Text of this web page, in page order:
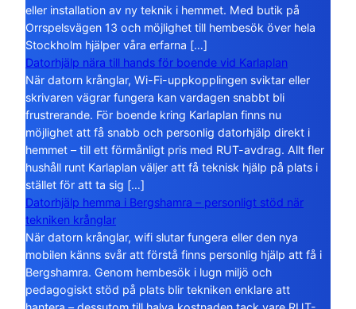
eller installation av ny teknik i hemmet. Med butik på
Orrspelsvägen 13 och möjlighet till hembesök över hela
Stockholm hjälper våra erfarna […]
Datorhjälp nära till hands för boende vid Karlaplan
När datorn krånglar, Wi-Fi-uppkopplingen sviktar eller
skrivaren vägrar fungera kan vardagen snabbt bli
frustrerande. För boende kring Karlaplan finns nu
möjlighet att få snabb och personlig datorhjälp direkt i
hemmet – till ett förmånligt pris med RUT-avdrag. Allt fler
hushåll runt Karlaplan väljer att få teknisk hjälp på plats i
stället för att ta sig […]
Datorhjälp hemma i Bergshamra – personligt stöd när
tekniken krånglar
När datorn krånglar, wifi slutar fungera eller den nya
mobilen känns svår att förstå finns personlig hjälp att få i
Bergshamra. Genom hembesök i lugn miljö och
pedagogiskt stöd på plats blir tekniken enklare att